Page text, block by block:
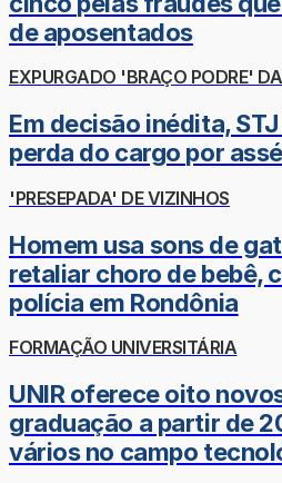
de aposentados
EXPURGADO 'BRAÇO PODRE'
Em decisão inédita,
perda do cargo por
'PRESEPADA' DE VIZINHOS
Homem usa sons de
retaliar choro de bebê,
polícia em Rondônia
FORMAÇÃO UNIVERSITÁRIA
UNIR oferece oito
graduação a partir de
vários no campo